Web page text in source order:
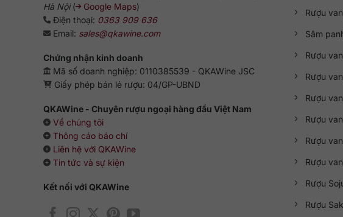
Hà Nội( Google Maps)
Điện thoại: 0363 909 636
Email: sales@qkawine.com
Chứng nhận kinh doanh
Mã số doanh nghiệp: 0110385539 - QKAWine JSC
Giấy phép bán lẻ rượu: 04/GP-UBND
QKAWine - Chuyên rượu ngoại hàng đầu Việt Nam
Về chúng tôi
Thông cáo báo chí
Liên hệ với QKAWine
Tin tức và sự kiện
Kết nối với QKAWine
Rượu
Sâm
Rượu
Rượu
Rượu
Rượu
Rượu
Rượu
Rượu
Rượu